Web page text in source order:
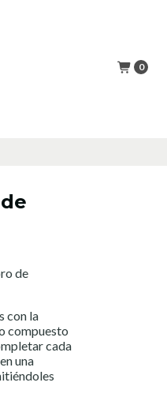
0
de
con la
compuesto
cada
una